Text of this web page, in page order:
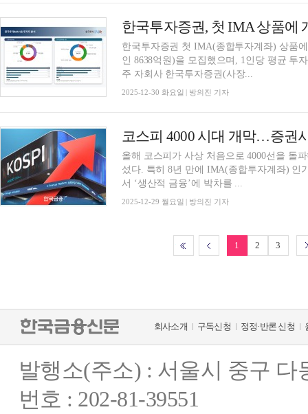
한국투자증권 첫 IMA(종합투자계좌) 상품
인 8638억원)을 모집했으며, 1인당 평균 투
주 자회사 한국투자증권(사장...
2025-12-30 화요일 | 방의진 기자
올해 코스피가 사상 처음으로 4000선을 돌
섰다. 특히 8년 만에 IMA(종합투자계좌) 인
서 ‘생산적 금융’에 박차를 ...
2025-12-29 월요일 | 방의진 기자
1 2 3
회사소개 구독신청 정정·반론 신청
발행소(주소) : 서울시 중구
번호 : 202-81-39551